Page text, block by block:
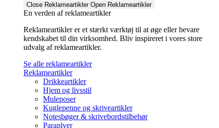
Close Reklameartikler Open Reklameartikler
En verden af reklameartikler ​
Reklameartikler er et stærkt værktøj til at øge eller bevare
kendskabet til din virksomhed. Bliv inspireret i vores store
udvalg af reklameartikler.
Se alle reklameartikler
Reklameartikler
Drikkeartikler
Hjem og livsstil
Muleposer
Kuglepenne og skriveartikler
Notesbøger & skrivebordstilbehør
Paraplyer